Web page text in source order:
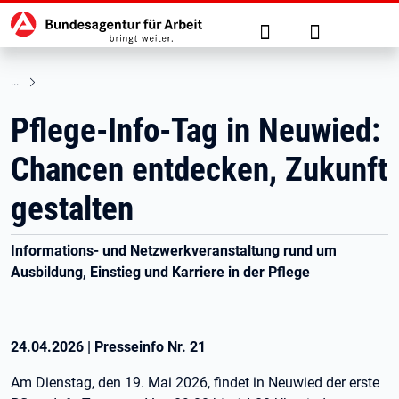
zu den Hauptinhalten springen
Hauptnavigation Suche Anmelden
Pflege-Info-Tag in Neuwied:
Chancen entdecken, Zukunft
gestalten
Informations- und Netzwerkveranstaltung rund um
Ausbildung, Einstieg und Karriere in der Pflege
24.04.2026 | Presseinfo Nr. 21
Am Dienstag, den 19. Mai 2026, findet in Neuwied der erste